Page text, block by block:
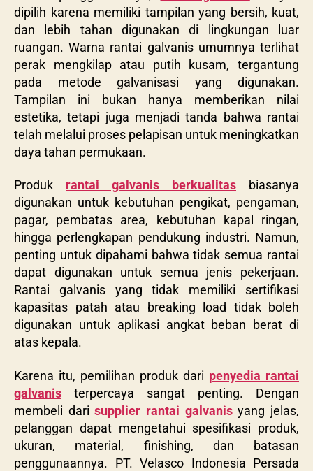
dipilih karena memiliki tampilan yang bersih, kuat,
dan lebih tahan digunakan di lingkungan luar
ruangan. Warna rantai galvanis umumnya terlihat
perak mengkilap atau putih kusam, tergantung
pada metode galvanisasi yang digunakan.
Tampilan ini bukan hanya memberikan nilai
estetika, tetapi juga menjadi tanda bahwa rantai
telah melalui proses pelapisan untuk meningkatkan
daya tahan permukaan.
Produk rantai galvanis berkualitas biasanya
digunakan untuk kebutuhan pengikat, pengaman,
pagar, pembatas area, kebutuhan kapal ringan,
hingga perlengkapan pendukung industri. Namun,
penting untuk dipahami bahwa tidak semua rantai
dapat digunakan untuk semua jenis pekerjaan.
Rantai galvanis yang tidak memiliki sertifikasi
kapasitas patah atau breaking load tidak boleh
digunakan untuk aplikasi angkat beban berat di
atas kepala.
Karena itu, pemilihan produk dari penyedia rantai
galvanis terpercaya sangat penting. Dengan
membeli darisupplier rantai galvanisyang jelas,
pelanggan dapat mengetahui spesifikasi produk,
ukuran, material, finishing, dan batasan
penggunaannya. PT. Velasco Indonesia Persada